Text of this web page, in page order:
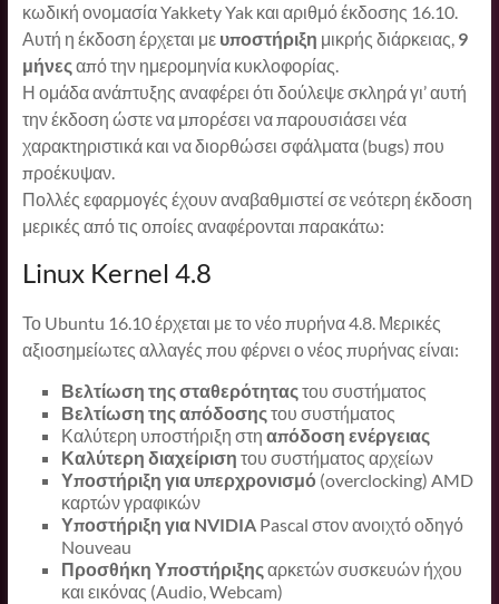
κωδική ονομασία Yakkety Yak και αριθμό έκδοσης 16.10.
Αυτή η έκδοση έρχεται με υποστήριξη μικρής διάρκειας, 9
μήνες από την ημερομηνία κυκλοφορίας.
Η ομάδα ανάπτυξης αναφέρει ότι δούλεψε σκληρά γι’ αυτή
την έκδοση ώστε να μπορέσει να παρουσιάσει νέα
χαρακτηριστικά και να διορθώσει σφάλματα (bugs) που
προέκυψαν.
Πολλές εφαρμογές έχουν αναβαθμιστεί σε νεότερη έκδοση
μερικές από τις οποίες αναφέρονται παρακάτω:
Linux Kernel 4.8
Το Ubuntu 16.10 έρχεται με το νέο πυρήνα 4.8. Μερικές
αξιοσημείωτες αλλαγές που φέρνει ο νέος πυρήνας είναι:
Βελτίωση της σταθερότητας του συστήματος
Βελτίωση της απόδοσης του συστήματος
Καλύτερη υποστήριξη στη απόδοση ενέργειας
Καλύτερη διαχείριση του συστήματος αρχείων
Υποστήριξη για υπερχρονισμό (overclocking) AMD
καρτών γραφικών
Υποστήριξη για NVIDIAPascal στον ανοιχτό οδηγό
Nouveau
Προσθήκη Υποστήριξης αρκετών συσκευών ήχου
και εικόνας (Audio, Webcam)